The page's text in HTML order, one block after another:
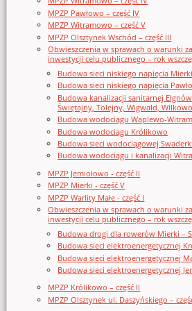
MPZP Pawłowo – część IV
MPZP Witramowo – część V
MPZP Olsztynek Wschód – część III
Obwieszczenia w sprawach o warunki
inwestycji celu publicznego – rok
Budowa sieci niskiego napięcia Mierki
Budowa sieci niskiego napięcia
Budowa kanalizacji sanitarnej
Świętajny, Tolejny, Wigwałd,
Budowa wodociągu Waplewo-
Budowa wodociągu Królikowo
Budowa sieci wodociągowej
Budowa wodociągu i kanalizacji
MPZP Jemiołowo - część II
MPZP Mierki - część V
MPZP Warlity Małe - część I
Obwieszczenia w sprawach o warunki
inwestycji celu publicznego – rok
Budowa drogi dla rowerów Mierki –
Budowa sieci elektroenergetycznej
Budowa sieci elektroenergetycznej
Budowa sieci elektroenergetycznej
MPZP Królikowo – część II
MPZP Olsztynek ul. Daszyńskiego –